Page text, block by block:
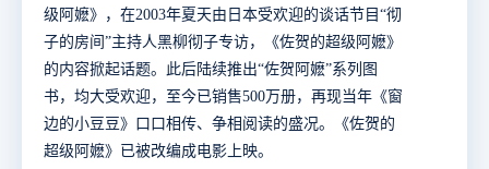
级阿嬷》，在2003年夏天由日本受欢迎的谈话节目“彻
子的房间”主持人黑柳彻子专访，《佐贺的超级阿嬷》
的内容掀起话题。此后陆续推出“佐贺阿嬷”系列图
书，均大受欢迎，至今已销售500万册，再现当年《窗
边的小豆豆》口口相传、争相阅读的盛况。《佐贺的
超级阿嬷》已被改编成电影上映。